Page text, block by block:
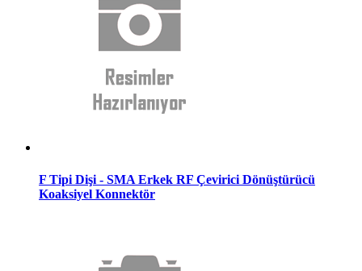
F Tipi Dişi - SMA Erkek RF Çevirici Dönüştürücü
Koaksiyel Konnektör